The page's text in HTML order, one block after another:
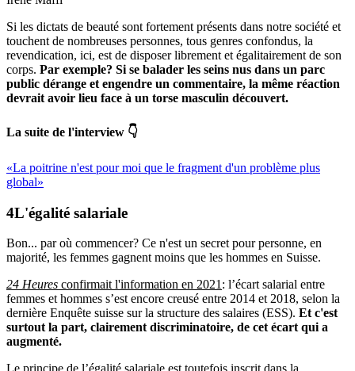
Si les dictats de beauté sont fortement présents dans notre société et
touchent de nombreuses personnes, tous genres confondus, la
revendication, ici, est de disposer librement et égalitairement de son
corps. Par exemple? Si se balader les seins nus dans un parc
public dérange et engendre un commentaire, la même réaction
devrait avoir lieu face à un torse masculin découvert.
La suite de l'interview 👇
«La poitrine n'est pour moi que le fragment d'un problème plus
global»
L'égalité salariale
Bon... par où commencer? Ce n'est un secret pour personne, en
majorité, les femmes gagnent moins que les hommes en Suisse.
24 Heures confirmait l'information en 2021: l’écart salarial entre
femmes et hommes s’est encore creusé entre 2014 et 2018, selon la
dernière Enquête suisse sur la structure des salaires (ESS). Et c'est
surtout la part, clairement discriminatoire, de cet écart qui a
augmenté.